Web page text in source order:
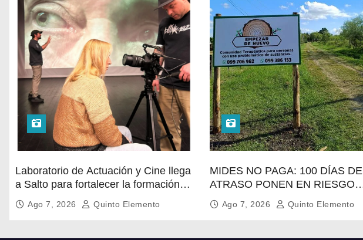
Laboratorio de Actuación y Cine llega
a Salto para fortalecer la formación
audiovisual en el norte del país
Ago 7, 2026 Quinto Elemento
MIDES NO PAGA: 100 DÍAS DE
ATRASO PONEN EN RIESGO
LACONTINUIDAD DE
TRATAMIENTO PARA LA
Ago 7, 2026 Quinto Elemento